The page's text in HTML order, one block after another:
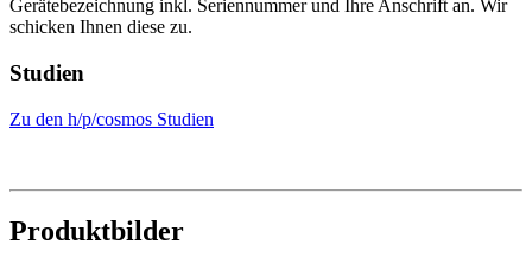
Gerätebezeichnung inkl. Seriennummer und Ihre Anschrift an. Wir
schicken Ihnen diese zu.
Studien
Zu den h/p/cosmos Studien
Produktbilder